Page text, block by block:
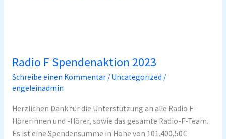
Radio F Spendenaktion 2023
Schreibe einen Kommentar / Uncategorized /
engeleinadmin
Herzlichen Dank für die Unterstützung an alle Radio F-
Hörerinnen und -Hörer, sowie das gesamte Radio-F-Team.
Es ist eine Spendensumme in Höhe von 101.400,50€
Spendenaktion
2023